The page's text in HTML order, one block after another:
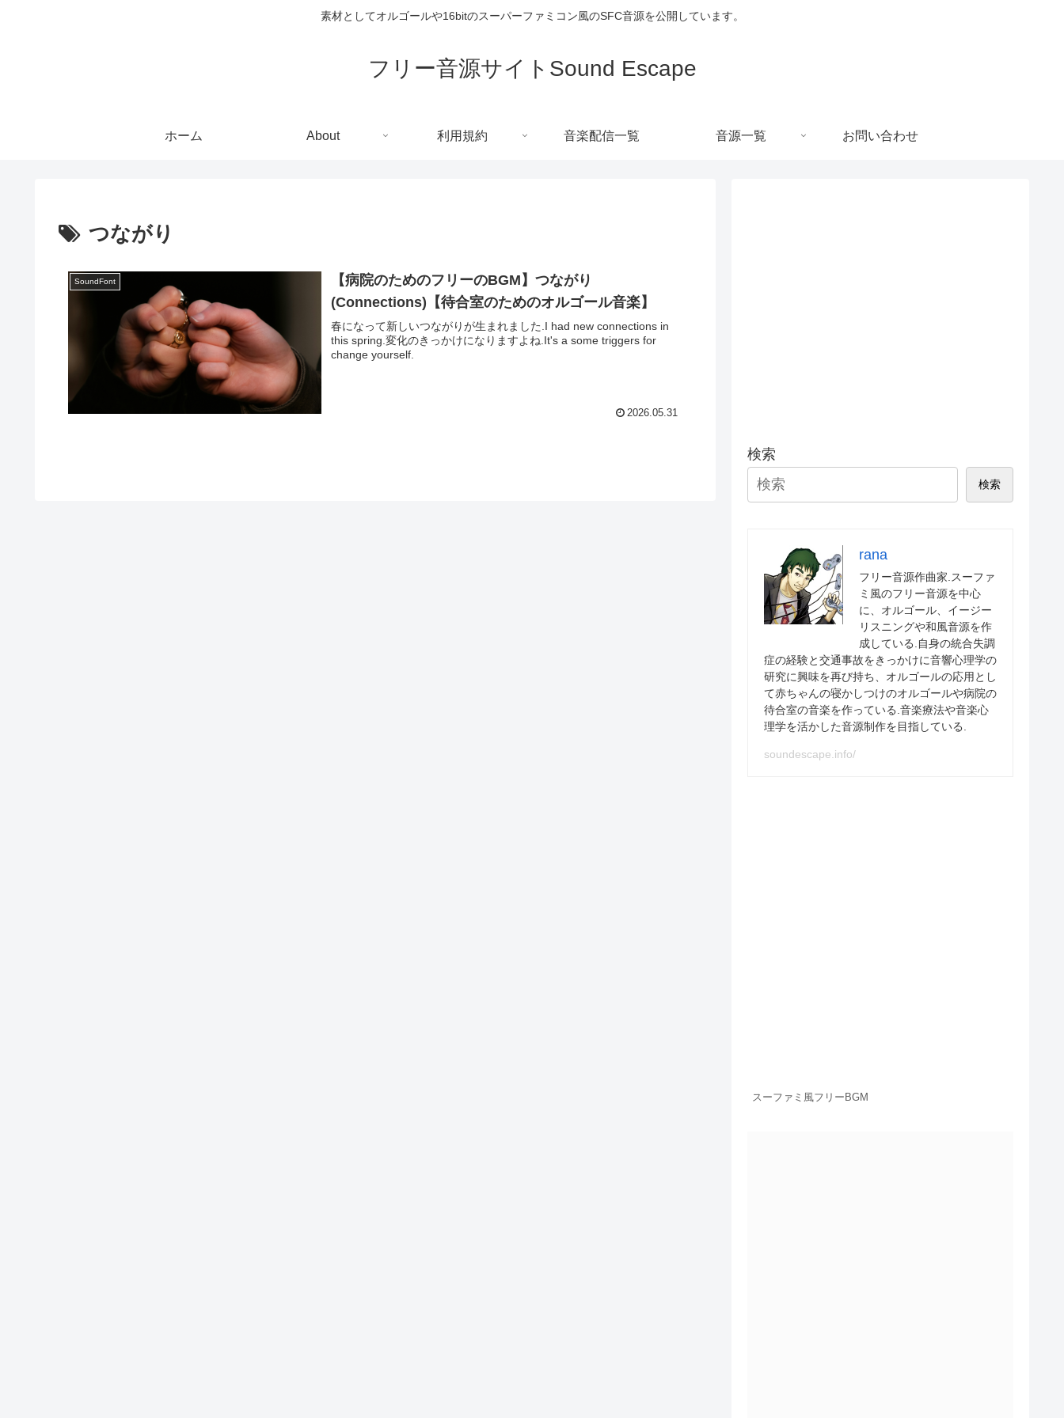
素材としてオルゴールや16bitのスーパーファミコン風のSFC音源を公開しています。
フリー音源サイトSound Escape
ホーム About 利用規約 音楽配信一覧 音源一覧 お問い合わせ
つながり
SoundFont
【病院のためのフリーのBGM】つながり
(Connections)【待合室のためのオルゴール音楽】
春になって新しいつながりが生まれました.I had new connections in
this spring.変化のきっかけになりますよね.It's a some triggers for
change yourself.
2026.05.31
検索
検索
rana
フリー音源作曲家.スーファ
ミ風のフリー音源を中心
に、オルゴール、イージー
リスニングや和風音源を作
成している.自身の統合失調
症の経験と交通事故をきっかけに音響心理学の
研究に興味を再び持ち、オルゴールの応用とし
て赤ちゃんの寝かしつけのオルゴールや病院の
待合室の音楽を作っている.音楽療法や音楽心
理学を活かした音源制作を目指している.
soundescape.info/
スーファミ風フリーBGM